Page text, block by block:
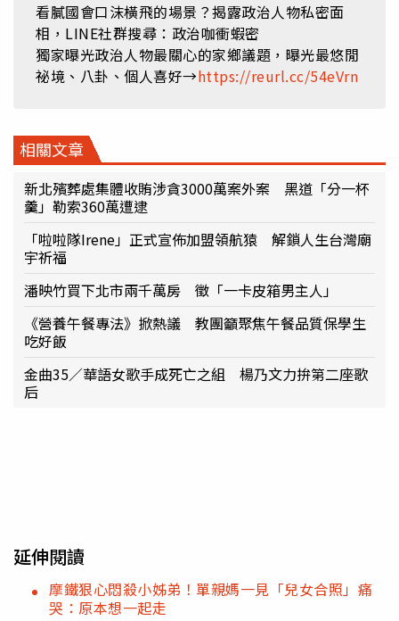
看膩國會口沫橫飛的場景？揭露政治人物私密面
相，LINE社群搜尋：政治咖衝蝦密
獨家曝光政治人物最關心的家鄉議題，曝光最悠閒
祕境、八卦、個人喜好→https://reurl.cc/54eVrn
相關文章
新北殯葬處集體收賄涉貪3000萬案外案 黑道「分一杯
羹」勒索360萬遭逮
「啦啦隊Irene」正式宣佈加盟領航猿 解鎖人生台灣廟
宇祈福
潘映竹買下北市兩千萬房 徵「一卡皮箱男主人」
《營養午餐專法》掀熱議 教團籲聚焦午餐品質保學生
吃好飯
金曲35／華語女歌手成死亡之組 楊乃文力拚第二座歌
后
延伸閱讀
摩鐵狠心悶殺小姊弟！單親媽一見「兒女合照」痛
哭：原本想一起走